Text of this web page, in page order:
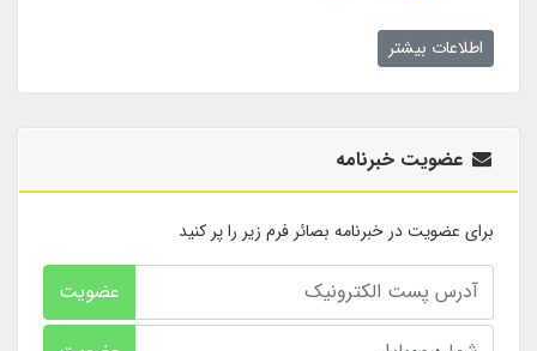
اطلاعات بیشتر
عضویت خبرنامه
برای عضویت در خبرنامه بصائر فرم زیر را پر کنید
عضویت